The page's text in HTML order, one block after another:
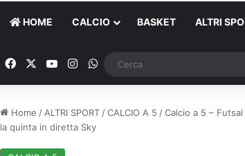
HOME CALCIO BASKET ALTRI
FacebookYou TubeInstagram
WhatsApp
Home / ALTRI SPORT /CALCIO A 5 /Calcio a 5 –
la quinta in diretta Sky